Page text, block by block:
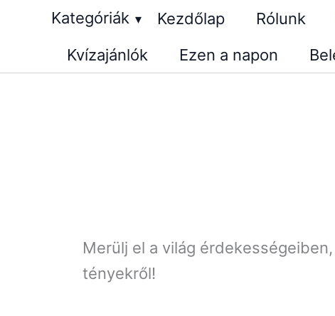
Kategóriák ▾ Kezdőlap Rólunk
Kvízajánlók
Ezen a napon
Merülj el a világ
tényekről!